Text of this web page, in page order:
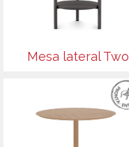
Mesa lateral Two